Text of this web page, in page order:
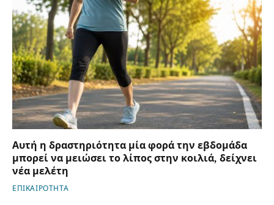
Αυτή η δραστηριότητα μία φορά την εβδομάδα
μπορεί να μειώσει το λίπος στην κοιλιά, δείχνει
νέα μελέτη
ΕΠΙΚΑΙΡΟΤΗΤΑ